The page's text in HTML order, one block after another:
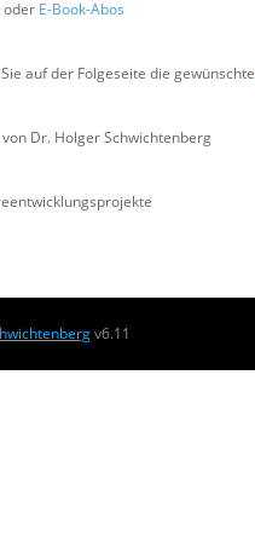
oder E-Book-Abos
auf der Folgeseite die gewünschte
Dr. Holger Schwichtenberg
v6.11